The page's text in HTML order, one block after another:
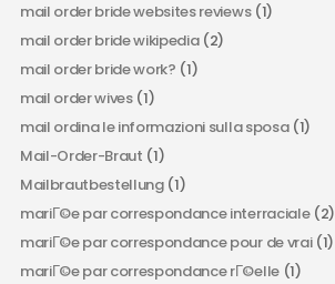
mail order bride websites reviews(1)
mail order bride wikipedia(2)
mail order bride work? (1)
mail order wives(1)
mail ordina le informazioni sulla sposa(1)
Mail-Order-Braut (1)
Mailbrautbestellung(1)
mariГ©e par correspondance interraciale(2)
mariГ©e par correspondance pour de vrai(1)
mariГ©e par correspondance rГ©elle(1)